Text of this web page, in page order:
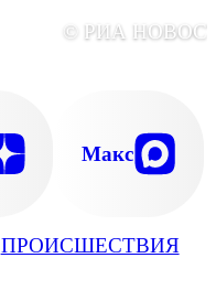
ПРОИСШЕСТВИЯ
© РИА
Макс